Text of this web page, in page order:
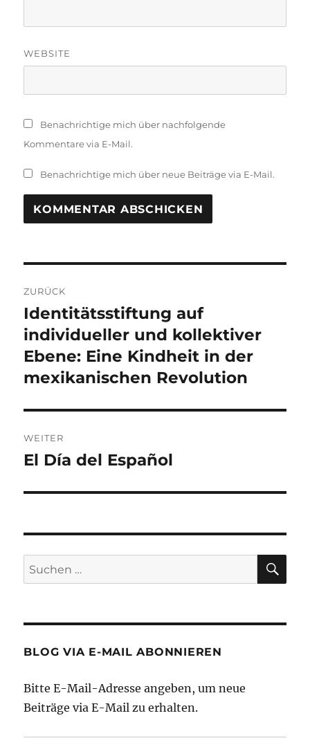
WEBSITE
Benachrichtige mich über nachfolgende
Kommentare via E-Mail.
Benachrichtige mich über neue Beiträge via E-Mail.
ZURÜCK
Vorheriger
Beitrag:
Identitätsstiftung auf
individueller und kollektiver
Ebene: Eine Kindheit in der
mexikanischen Revolution
WEITER
Nächster
El Día del Español
Suche
nach:
BLOG VIA E-MAIL ABONNIEREN
Bitte E-Mail-Adresse angeben, um neue
Beiträge via E-Mail zu erhalten.